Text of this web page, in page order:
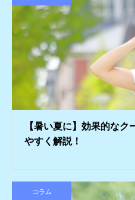
【暑い夏に】効果的なク
やすく解説！
コラム